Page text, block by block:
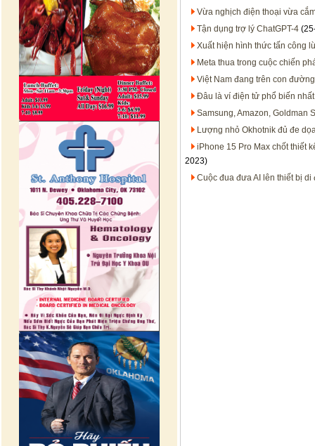
Vừa nghịch điện thoại vừa
Tận dụng trợ lý ChatGPT-4
Xuất hiện hình thức tấn công
Meta thua trong cuộc chiến
Việt Nam đang trên con
Đâu là ví điện tử phổ biến
Samsung, Amazon, Goldman
Lượng nhỏ Okhotnik đủ đe
iPhone 15 Pro Max chốt thiết
2023)
Cuộc đua đưa AI lên thiết bị